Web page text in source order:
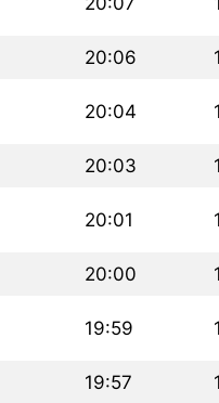
20:06
20:04
20:03
20:01
20:00
19:59
19:57